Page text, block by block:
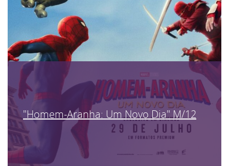
"Homem-Aranha: Um Novo Dia" M/12